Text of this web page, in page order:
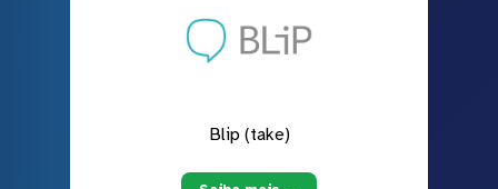
Blip (take)